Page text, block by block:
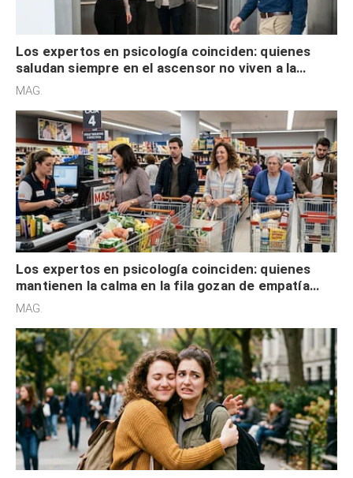
Los expertos en psicología coinciden: quienes
saludan siempre en el ascensor no viven a la
defensiva y tienen apertura social
MAG.
Los expertos en psicología coinciden: quienes
mantienen la calma en la fila gozan de empatía
cognitiva, gratitud y no solo tienen autocontrol
MAG.